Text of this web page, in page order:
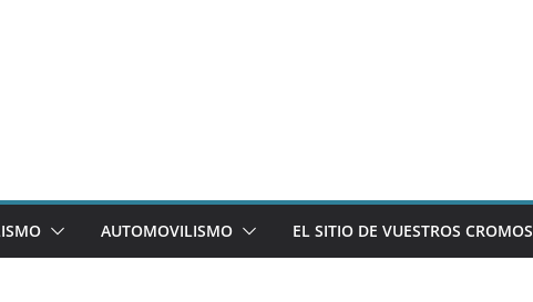
AUTOMOVILISMO EL SITIO DE VUESTROS CROMOS